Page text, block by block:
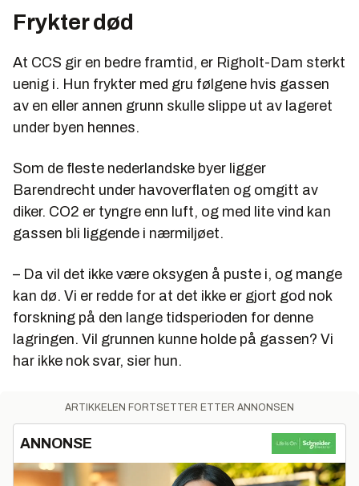
Frykter død
At CCS gir en bedre framtid, er Righolt-Dam sterkt
uenig i. Hun frykter med gru følgene hvis gassen
av en eller annen grunn skulle slippe ut av lageret
under byen hennes.
Som de fleste nederlandske byer ligger
Barendrecht under havoverflaten og omgitt av
diker. CO2 er tyngre enn luft, og med lite vind kan
gassen bli liggende i nærmiljøet.
– Da vil det ikke være oksygen å puste i, og mange
kan dø. Vi er redde for at det ikke er gjort god nok
forskning på den lange tidsperioden for denne
lagringen. Vil grunnen kunne holde på gassen? Vi
har ikke nok svar, sier hun.
ARTIKKELEN FORTSETTER ETTER ANNONSEN
ANNONSE